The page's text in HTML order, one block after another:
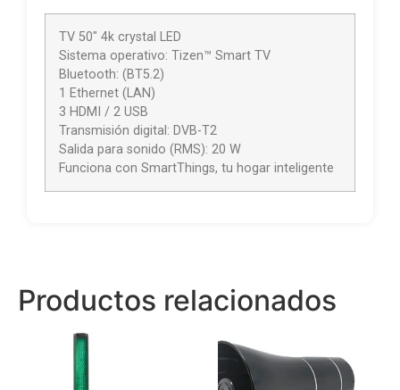
TV 50″ 4k crystal LED
Sistema operativo: Tizen™ Smart TV
Bluetooth: (BT5.2)
1 Ethernet (LAN)
3 HDMI / 2 USB
Transmisión digital: DVB-T2
Salida para sonido (RMS): 20 W
Funciona con SmartThings, tu hogar inteligente
Productos relacionados